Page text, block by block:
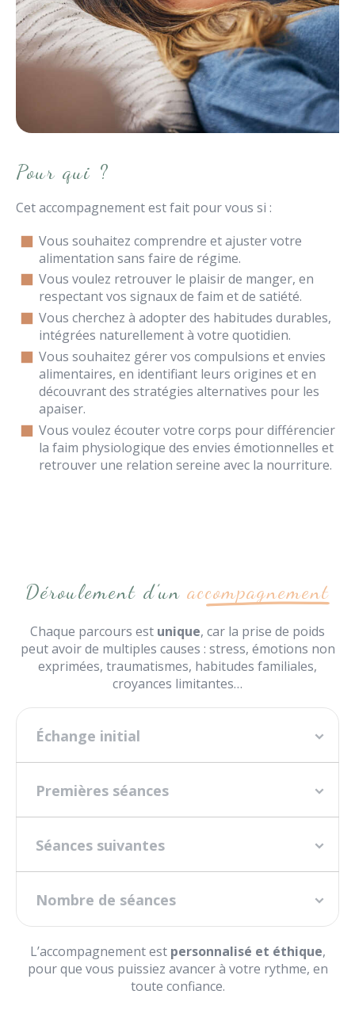
Pour qui ?
Cet accompagnement est fait pour vous si :
Vous souhaitez comprendre et ajuster votre
alimentation sans faire de régime.
Vous voulez retrouver le plaisir de manger, en
respectant vos signaux de faim et de satiété.
Vous cherchez à adopter des habitudes durables,
intégrées naturellement à votre quotidien.
Vous souhaitez gérer vos compulsions et envies
alimentaires, en identifiant leurs origines et en
découvrant des stratégies alternatives pour les
apaiser.
Vous voulez écouter votre corps pour différencier
la faim physiologique des envies émotionnelles et
retrouver une relation sereine avec la nourriture.
Déroulement d’unaccompagnement
Chaque parcours est unique, car la prise de poids
peut avoir de multiples causes : stress, émotions non
exprimées, traumatismes, habitudes familiales,
croyances limitantes…
Échange initial
Premières séances
Séances suivantes
Nombre de séances
L’accompagnement est personnalisé et éthique,
pour que vous puissiez avancer à votre rythme, en
toute confiance.